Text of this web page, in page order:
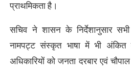
प्राथमिकता है।
सचिव ने शासन के निर्देशानुसार सभी
नामपट्ट संस्कृत भाषा में भी अंकित
अधिकारियों को जनता दरबार एवं